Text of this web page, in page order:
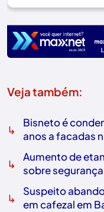
Veja também:
↳
Bisneto é
anos a facadas
↳
Aumento de
sobre
↳
Suspeito
em cafezal em